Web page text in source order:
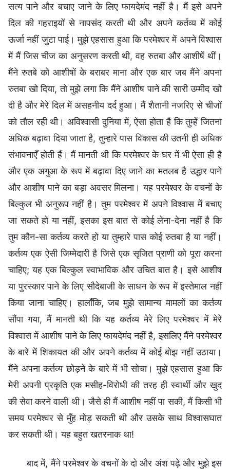
सत्य पाने और बचाए जाने के लिए फायदेमंद नहीं है। मैं इसे अपने
दिल की गहराइयों से नापसंद करती थी और अपने कर्तव्य में कोई
ऊर्जा नहीं जुटा पाई। मुझे एहसास हुआ कि परमेश्वर में अपने विश्वास
में मैं जिस चीज का अनुसरण करती थी, वह रुतबा और आशीषें थीं।
मैंने रुतबे को आशीषों के बराबर माना और एक बार जब मैंने अपना
रुतबा खो दिया, तो मुझे लगा कि मैंने आशीष पाने की सारी उम्मीद खो
दी है और मेरे दिल में असहनीय दर्द हुआ। मैं शैतानी नजरिए से चीजों
को तौल रही थी। अविश्वासी दुनिया में, ऐसा होता है कि तुम्हें जितना
अधिक बढ़ावा दिया जाता है, तुम्हारे पास विकास की उतनी ही अधिक
संभावनाएँ होती हैं। मैं मानती थी कि परमेश्वर के घर में भी ऐसा ही है
और एक अगुआ के रूप में बढ़ावा दिए जाने का मतलब है उद्धार पाने
और आशीष पाने का बड़ा अवसर मिलना। यह परमेश्वर के वचनों के
बिल्कुल भी अनुरूप नहीं है। तुम परमेश्वर में अपने विश्वास में बचाए
जा सकते हो या नहीं, इसका इस बात से कोई लेना-देना नहीं है कि
तुम कौन-सा कर्तव्य करते हो या तुम्हारे पास कोई रुतबा है या नहीं।
कर्तव्य एक ऐसी जिम्मेदारी है जिसे एक सृजित प्राणी को पूरा करना
चाहिए; यह एक बिल्कुल स्वाभाविक और उचित बात है। इसे आशीष
या पुरस्कार पाने के लिए सौदेबाजी के साधन के रूप में इस्तेमाल नहीं
किया जाना चाहिए। हालाँकि, जब मुझे सामान्य मामलों का कर्तव्य
सौंपा गया, मैं मानती थी कि यह कर्तव्य मेरे लिए परमेश्वर में मेरे
विश्वास में आशीष पाने के लिए फायदेमंद नहीं है, इसलिए मैंने परमेश्वर
के बारे में शिकायत की और अपने कर्तव्य में कोई बोझ नहीं उठाया।
मैंने अपना कर्तव्य छोड़ने के बारे में भी सोचा। मुझे एहसास हुआ कि
मेरी अपनी प्रकृति एक मसीह-विरोधी की तरह ही स्वार्थी और खुद
की सेवा करने वाली थी। जैसे ही मैं आशीष नहीं पा सकी, मैं किसी भी
समय परमेश्वर से मुँह मोड़ सकती थी और उसके साथ विश्वासघात
कर सकती थी। यह बहुत खतरनाक था!
बाद में, मैंने परमेश्वर के वचनों के दो और अंश पढ़े और मुझे इस